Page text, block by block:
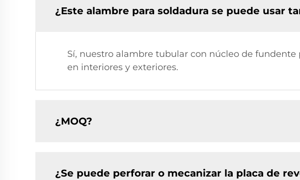
¿Este alambre para soldadura se puede usar
Sí, nuestro alambre tubular con núcleo de
en interiores y exteriores.
¿MOQ?
¿Se puede perforar o mecanizar la placa de